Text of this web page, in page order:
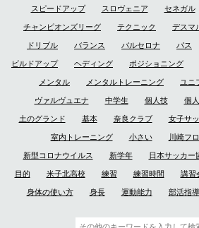
スピードアップ スロヴェニア セネガル
チャンピオンズリーグ テクニック デスマ
ドリブル バランス バルセロナ パス
ビルドアップ ヘディング ポジショニング
メンタル メンタルトレーニング ユニ
ヴァルヴュエナ 中学生 個人技 個
土のグランド 基本 奈良クラブ 女子サ
室内トレーニング 小さい 川崎フ
新型コロナウイルス 新学年 日本サッカー
目的 米子北高校 練習 練習時間 講習
身体の使い方 身長 運動能力 部活指導